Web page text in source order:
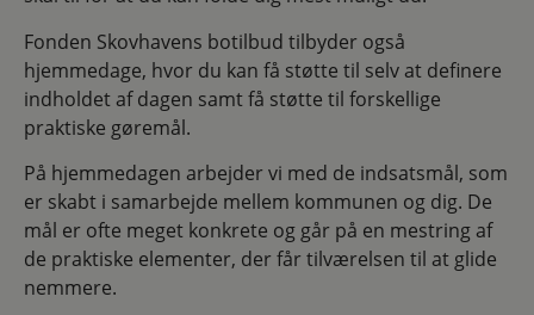
Fonden Skovhavens botilbud tilbyder også
hjemmedage, hvor du kan få støtte til selv at definere
indholdet af dagen samt få støtte til forskellige
praktiske gøremål.
På hjemmedagen arbejder vi med de indsatsmål, som
er skabt i samarbejde mellem kommunen og dig. De
mål er ofte meget konkrete og går på en mestring af
de praktiske elementer, der får tilværelsen til at glide
nemmere.